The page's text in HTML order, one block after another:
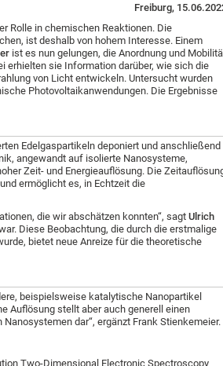
Freiburg,
Rolle in chemischen Reaktionen. Die
ist deshalb von hohem Interesse. Einem
ist es nun gelungen, die Anordnung und
erhielten sie Information darüber, wie sich die
von Licht entwickeln. Untersucht wurden
Photovoltaikanwendungen. Die Ergebnisse
Edelgaspartikeln deponiert und anschließend
angewandt auf isolierte Nanosysteme,
Zeit- und Energieauflösung. Die
ermöglicht es, in Echtzeit die
die wir abschätzen konnten“, sagtUlrich
Diese Beobachtung, die durch die erstmalige
bietet neue Anreize für die theoretische
beispielsweise katalytische Nanopartikel
Auflösung stellt aber auch generell einen
dar“, ergänzt Frank Stienkemeier.
Two-Dimensional Electronic Spectroscopy